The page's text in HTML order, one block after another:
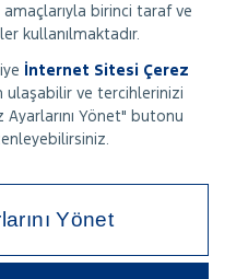
birinci taraf ve
kullanılmaktadır.
İnternet Sitesi Çerez
ulaşabilir ve tercihlerinizi
Yönet" butonu
Yönet